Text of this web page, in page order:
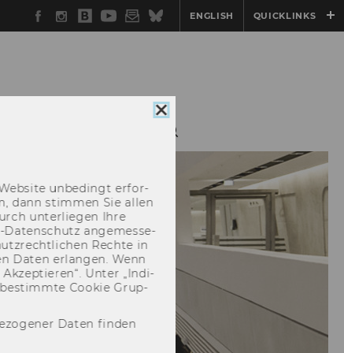
Facebook
Instagram
WU
Blog
YouTube
Newsletter
BlueskyENGLISH QUICKLINKS
Cookie
Consent
un­be­dingt er­for­
dann stim­men Sie allen
un­ter­lie­gen Ihre
​Datenschutz an­ge­mes­se­
Rech­te in
Daten er­lan­gen. Wenn
Unter „In­di­
Coo­kie Grup­
Daten finden